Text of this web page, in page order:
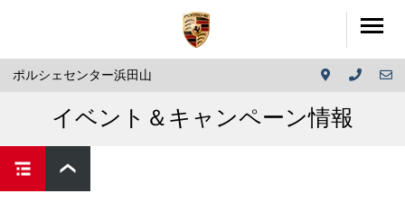
ポルシェセンター浜田山
イベント＆キャンペーン情報